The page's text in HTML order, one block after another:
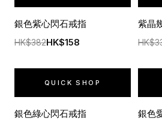
銀色紫心閃石戒指
HK$382HK$158
紫晶
QUICK SHOP
銀色綠心閃石戒指 銀色